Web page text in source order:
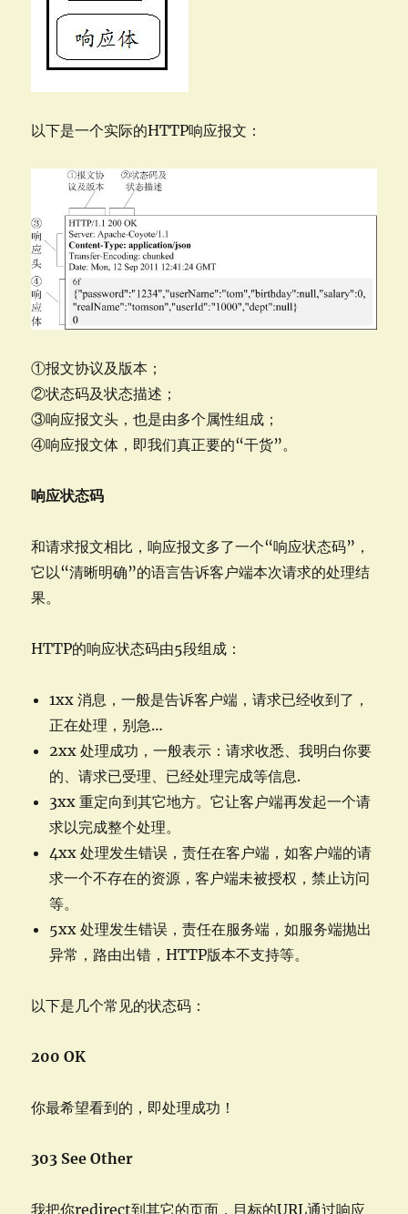
以下是一个实际的HTTP响应报文：
①报文协议及版本；
②状态码及状态描述；
③响应报文头，也是由多个属性组成；
④响应报文体，即我们真正要的“干货”。
响应状态码
和请求报文相比，响应报文多了一个“响应状态码”，
它以“清晰明确”的语言告诉客户端本次请求的处理结
果。
HTTP的响应状态码由5段组成：
1xx 消息，一般是告诉客户端，请求已经收到了，
正在处理，别急…
2xx 处理成功，一般表示：请求收悉、我明白你要
的、请求已受理、已经处理完成等信息.
3xx 重定向到其它地方。它让客户端再发起一个请
求以完成整个处理。
4xx 处理发生错误，责任在客户端，如客户端的请
求一个不存在的资源，客户端未被授权，禁止访问
等。
5xx 处理发生错误，责任在服务端，如服务端抛出
异常，路由出错，HTTP版本不支持等。
以下是几个常见的状态码：
200 OK
你最希望看到的，即处理成功！
303 See Other
我把你redirect到其它的页面，目标的URL通过响应